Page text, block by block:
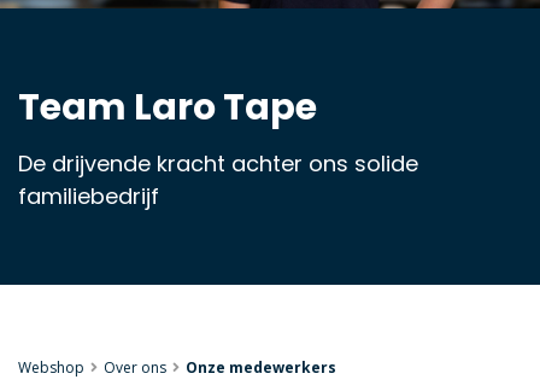
Team Laro Tape
De drijvende kracht achter ons solide
familiebedrijf
Webshop Over ons Onze medewerkers